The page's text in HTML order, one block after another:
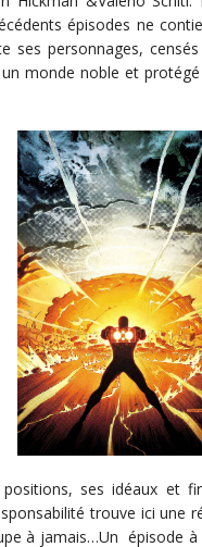
épisodes ne
ses personnages,
monde noble et
ses idéaux et
trouve ici une
à jamais…Un épisode à